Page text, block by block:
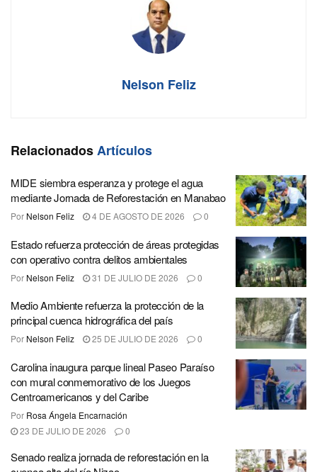
Nelson Feliz
RelacionadosArtículos
MIDE siembra esperanza y protege el agua
mediante Jornada de Reforestación en Manabao
Por Nelson Feliz 4 DE AGOSTO DE 2026 0
Estado refuerza protección de áreas protegidas
con operativo contra delitos ambientales
Por Nelson Feliz 31 DE JULIO DE 2026 0
Medio Ambiente refuerza la protección de la
principal cuenca hidrográfica del país
Por Nelson Feliz 25 DE JULIO DE 2026 0
Carolina inaugura parque lineal Paseo Paraíso
con mural conmemorativo de los Juegos
Centroamericanos y del Caribe
Por Rosa Ángela Encarnación
23 DE JULIO DE 2026
0
Senado realiza jornada de reforestación en la